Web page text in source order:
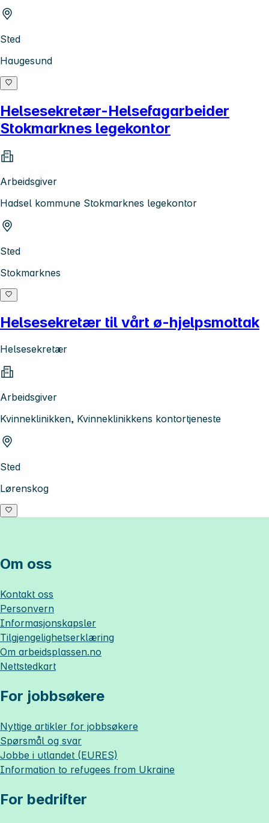
Sted
Haugesund
Helsesekretær-Helsefagarbeider
Stokmarknes legekontor
Arbeidsgiver
Hadsel kommune Stokmarknes legekontor
Sted
Stokmarknes
Helsesekretær til vårt ø-hjelpsmottak
Helsesekretær
Arbeidsgiver
Kvinneklinikken, Kvinneklinikkens kontortjeneste
Sted
Lørenskog
Om oss
Kontakt oss
Personvern
Informasjonskapsler
Tilgjengelighetserklæring
Om arbeidsplassen.no
Nettstedkart
For jobbsøkere
Nyttige artikler for jobbsøkere
Spørsmål og svar
Jobbe i utlandet (EURES)
Information to refugees from Ukraine
For bedrifter